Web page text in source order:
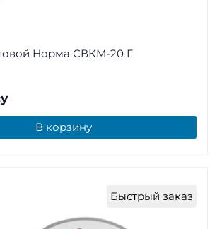
Норма СВКМ-20 Г
В корзину
Быстрый заказ